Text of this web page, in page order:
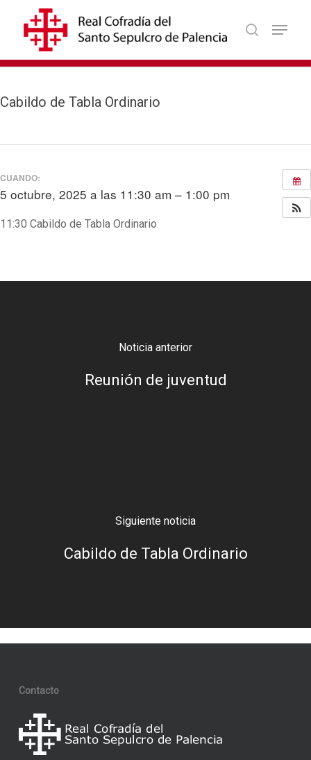
content
search
Menu
Cabildo de Tabla Ordinario
CUANDO:
5 octubre, 2025 a las 11:30 am – 1:00 pm
11:30 Cabildo de Tabla Ordinario
Noticia anterior
Reunión de juventud
Siguiente noticia
Cabildo de Tabla Ordinario
Contacto
Menu